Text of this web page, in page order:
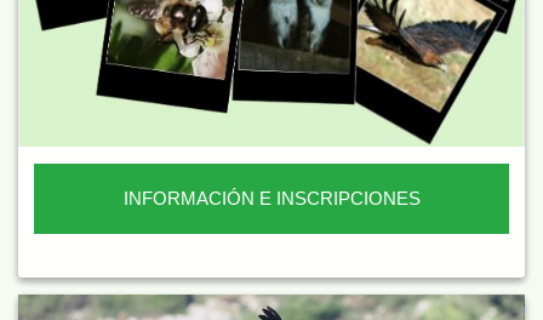
INFORMACIÓN E INSCRIPCIONES